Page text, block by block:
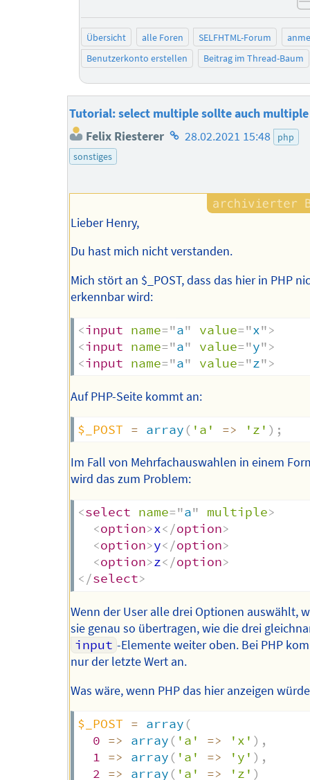
Übersicht alle Foren SELFHTML-Forum
Benutzerkonto erstellen
Beitrag im Thread-Baum
Tutorial: select multiple sollte auch multiple
Felix Riesterer Homepage
28.02.2021 15:48
php
sonstiges
Lieber Henry,
Du hast mich nicht verstanden.
Mich stört an $_POST, dass das hier in PHP
erkennbar wird:
<input name="a" value="x">
<input name="a" value="y">
<input name="a" value="z">
Auf PHP-Seite kommt an:
$_POST = array ( 'a' => 'z' ) ;
Im Fall von Mehrfachauswahlen in einem
wird das zum Problem:
<select name="a" multiple>
<option>x</option>
<option>y</option>
<option>z</option>
</select>
Wenn der User alle drei Optionen auswählt,
sie genau so übertragen, wie die drei
input -Elemente weiter oben. Bei PHP
nur der letzte Wert an.
Was wäre, wenn PHP das hier anzeigen
$_POST = array (
0 => array ( 'a' => 'x' ) ,
1 => array ( 'a' => 'y' ) ,
2 => array ( 'a' => 'z' )